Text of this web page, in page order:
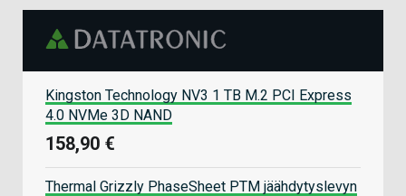
Kingston Technology NV3 1 TB M.2 PCI Express
4.0 NVMe 3D NAND
158,90 €
Thermal Grizzly PhaseSheet PTM jäähdytyslevyn